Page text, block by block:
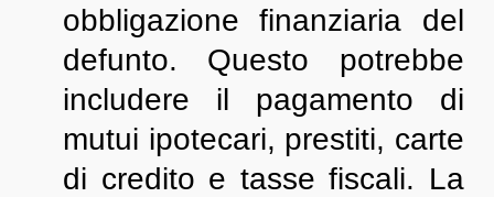
obbligazione finanziaria del
defunto. Questo potrebbe
includere il pagamento di
mutui ipotecari, prestiti, carte
di credito e tasse fiscali. La